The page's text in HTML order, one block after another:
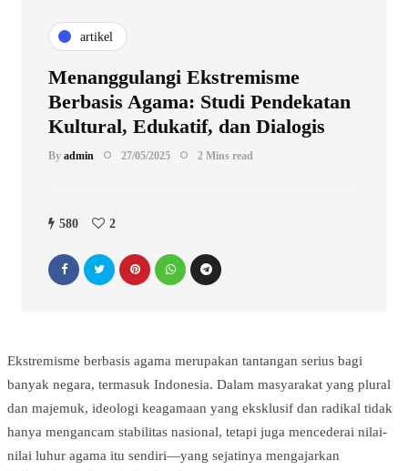
artikel
Menanggulangi Ekstremisme
Berbasis Agama: Studi Pendekatan
Kultural, Edukatif, dan Dialogis
By admin 27/05/2025 2 Mins read
580 2
Ekstremisme berbasis agama merupakan tantangan serius bagi
banyak negara, termasuk Indonesia. Dalam masyarakat yang plural
dan majemuk, ideologi keagamaan yang eksklusif dan radikal tidak
hanya mengancam stabilitas nasional, tetapi juga mencederai nilai-
nilai luhur agama itu sendiri—yang sejatinya mengajarkan